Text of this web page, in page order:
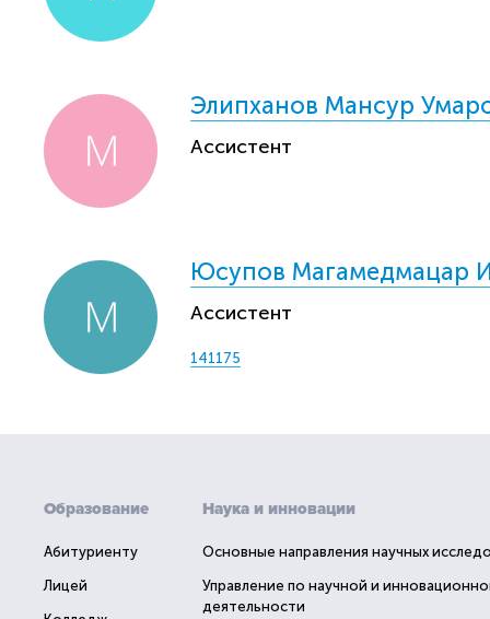
Элипханов Мансур
Ассистент
Юсупов Магамедмацар
Ассистент
141175
Образование
Абитуриенту
Лицей
Наука и инновации
Основные направления научных
Управление по научной и
деятельности